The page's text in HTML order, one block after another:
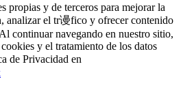
propias y de terceros para mejorar la
analizar el tr谩fico y ofrecer contenido
continuar navegando en nuestro sitio,
y el tratamiento de los datos
de Privacidad en